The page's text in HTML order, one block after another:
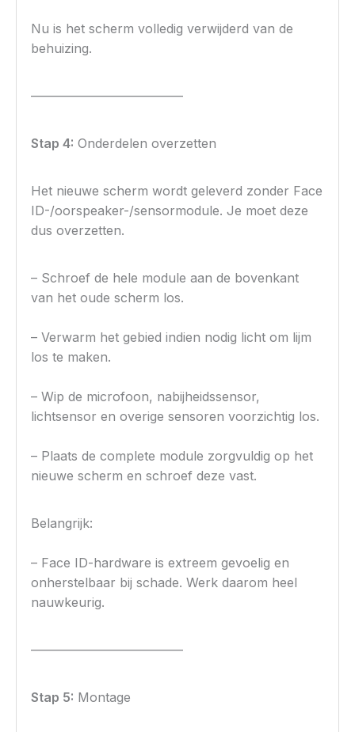
Nu is het scherm volledig verwijderd van de
behuizing.
————————————
Stap 4: Onderdelen overzetten
Het nieuwe scherm wordt geleverd zonder Face
ID-/oorspeaker-/sensormodule. Je moet deze
dus overzetten.
– Schroef de hele module aan de bovenkant
van het oude scherm los.
– Verwarm het gebied indien nodig licht om lijm
los te maken.
– Wip de microfoon, nabijheidssensor,
lichtsensor en overige sensoren voorzichtig los.
– Plaats de complete module zorgvuldig op het
nieuwe scherm en schroef deze vast.
Belangrijk:
– Face ID-hardware is extreem gevoelig en
onherstelbaar bij schade. Werk daarom heel
nauwkeurig.
————————————
Stap 5: Montage